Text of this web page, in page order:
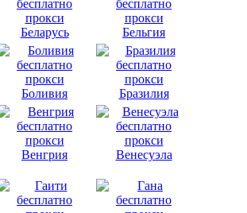
Беларусь Бельгия
Боливия Бразилия
Венгрия Венесуэла